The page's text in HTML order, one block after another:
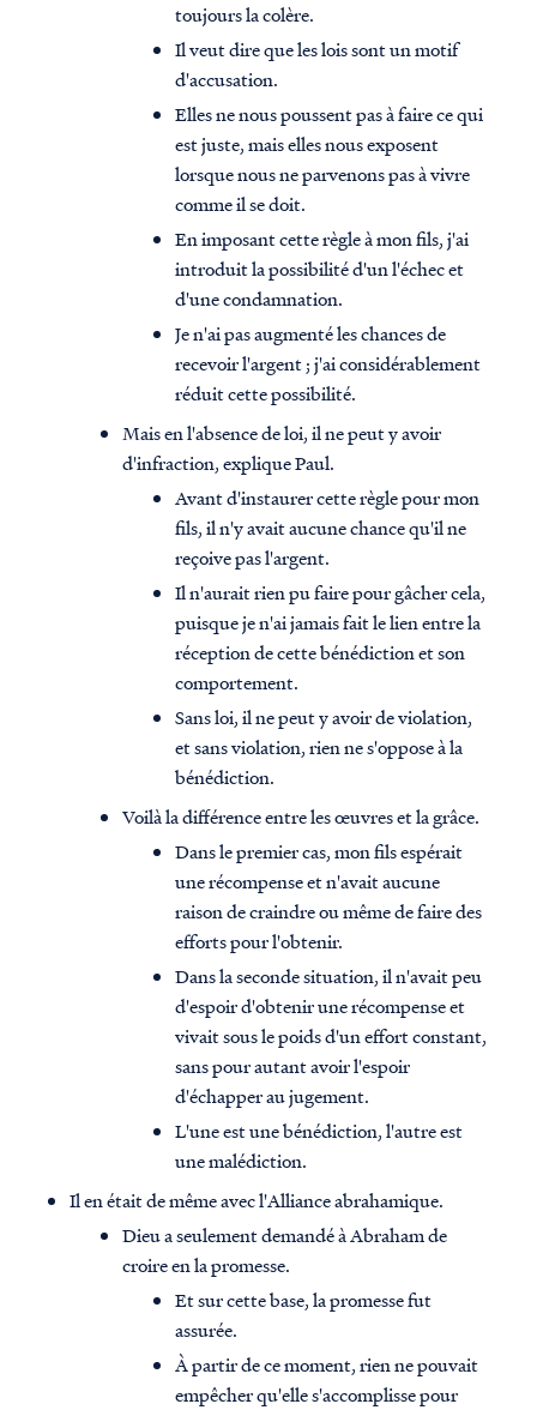
toujours la colère.
Il veut dire que les lois sont un motif
d'accusation.
Elles ne nous poussent pas à faire ce qui
est juste, mais elles nous exposent
lorsque nous ne parvenons pas à vivre
comme il se doit.
En imposant cette règle à mon fils, j'ai
introduit la possibilité d'un l'échec et
d'une condamnation.
Je n'ai pas augmenté les chances de
recevoir l'argent ; j'ai considérablement
réduit cette possibilité.
Mais en l'absence de loi, il ne peut y avoir
d'infraction, explique Paul.
Avant d'instaurer cette règle pour mon
fils, il n'y avait aucune chance qu'il ne
reçoive pas l'argent.
Il n'aurait rien pu faire pour gâcher cela,
puisque je n'ai jamais fait le lien entre la
réception de cette bénédiction et son
comportement.
Sans loi, il ne peut y avoir de violation,
et sans violation, rien ne s'oppose à la
bénédiction.
Voilà la différence entre les œuvres et la grâce.
Dans le premier cas, mon fils espérait
une récompense et n'avait aucune
raison de craindre ou même de faire des
efforts pour l'obtenir.
Dans la seconde situation, il n'avait peu
d'espoir d'obtenir une récompense et
vivait sous le poids d'un effort constant,
sans pour autant avoir l'espoir
d'échapper au jugement.
L'une est une bénédiction, l'autre est
une malédiction.
Il en était de même avec l'Alliance abrahamique.
Dieu a seulement demandé à Abraham de
croire en la promesse.
Et sur cette base, la promesse fut
assurée.
À partir de ce moment, rien ne pouvait
empêcher qu'elle s'accomplisse pour